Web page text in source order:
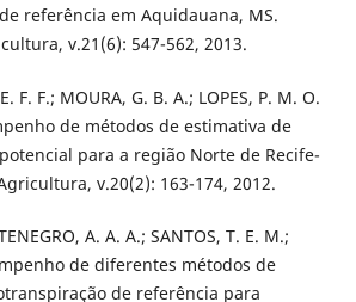
referência em Aquidauana, MS.
v.21(6): 547-562, 2013.
F. F.; MOURA, G. B. A.; LOPES, P. M. O.
de métodos de estimativa de
para a região Norte de Recife-
v.20(2): 163-174, 2012.
A. A. A.; SANTOS, T. E. M.;
de diferentes métodos de
de referência para